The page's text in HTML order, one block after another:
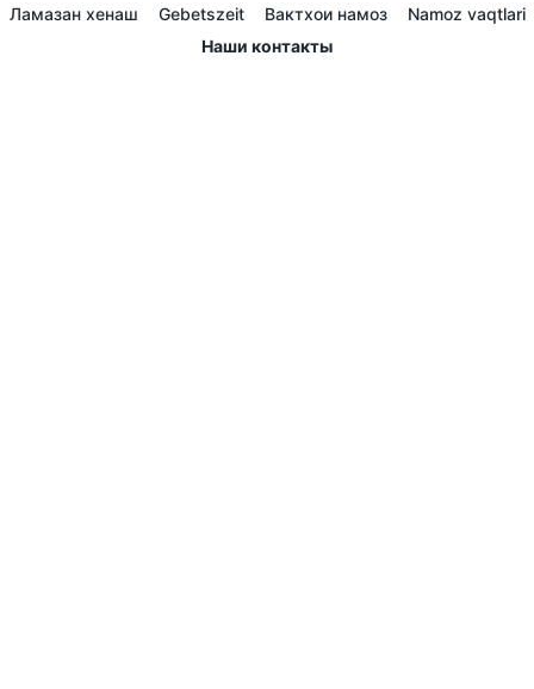
Ламазан хенаш
Gebetszeit Вактхои намоз
Namoz vaqtlari
Наши контакты